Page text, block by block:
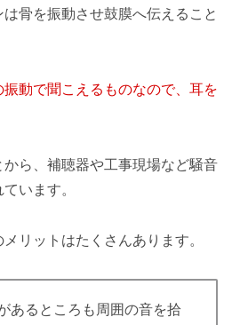
骨を振動させ鼓膜へ伝えること
動で聞こえるものなので、耳を
ら、補聴器や工事現場など騒音
います。
リットはたくさんあります。
あるところも周囲の音を拾